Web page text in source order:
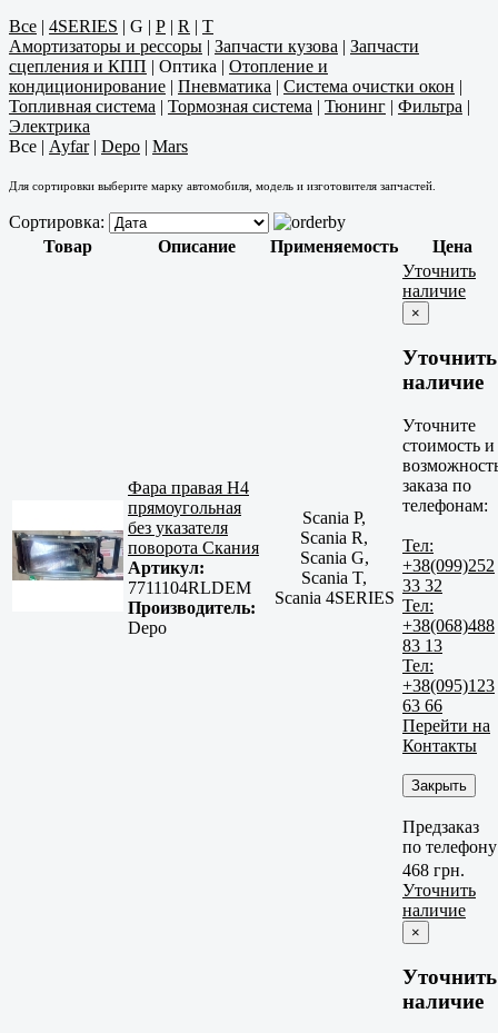
Все | 4SERIES | G | P | R | T
Амортизаторы и рессоры | Запчасти кузова | Запчасти
сцепления и КПП | Оптика | Отопление и
кондиционирование | Пневматика | Система очистки окон |
Топливная система | Тормозная система | Тюнинг | Фильтра |
Электрика
Все | Ayfar| Depo | Mars
Для сортировки выберите марку автомобиля, модель и изготовителя запчастей.
Сортировка:
Товар
Описание Применяемость Цена
Фара правая H4
прямоугольная
без указателя
поворота Скания
Артикул:
7711104RLDEM
Производитель:
Depo
Scania P,
Scania R,
Scania G,
Scania T,
Scania 4SERIES
Уточнить
наличие
×
Уточнить
наличие
Уточните
стоимость и
заказа по
телефонам:
Тел:
+38(099)252
33 32
Тел:
+38(068)488
83 13
Тел:
+38(095)123
63 66
Перейти на
Контакты
Закрыть
Предзаказ
по телефону
468 грн.
Уточнить
наличие
×
Уточнить
наличие